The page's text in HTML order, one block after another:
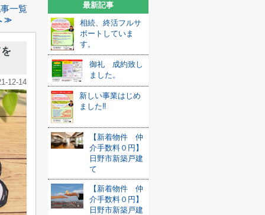
一覧
≫
12-14
最新記事
相続、終活フルサ
ポートしていま
す。
御礼 成約致し
ました。
新しい事業はじめ
ました‼
【新着物件 仲
介手数料０円】
日野市新築戸建
て
【新着物件 仲
介手数料０円】
日野市新築戸建